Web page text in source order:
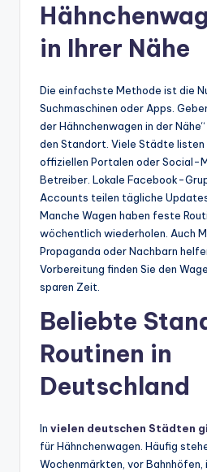
in Ihrer Nähe
Die einfachste Methode ist die
Suchmaschinen oder Apps.
der Hähnchenwagen in der
den Standort. Viele Städte listen
offiziellen Portalen oder Social-
Betreiber. Lokale Facebook-
Accounts teilen tägliche
Manche Wagen haben feste
wöchentlich wiederholen. Auch
Propaganda oder Nachbarn
Vorbereitung finden Sie den
sparen Zeit.
Beliebte
Routinen in
Deutschland
In vielen deutschen Städten
für Hähnchenwagen. Häufig
Wochenmärkten, vor